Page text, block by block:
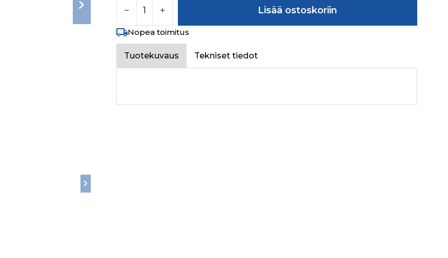
Lisää ostoskoriin
Nopea toimitus
Tuotekuvaus Tekniset tiedot